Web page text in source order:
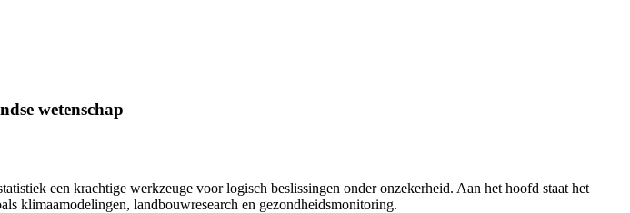
wetenschap
een krachtige werkzeuge voor logisch beslissingen onder onzekerheid. Aan het hoofd staat het
klimaamodelingen, landbouwresearch en gezondheidsmonitoring.